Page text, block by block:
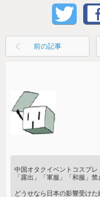
前の記事
中国オタクイベントコスプレ
「露出」「軍服」「和服」禁
どうせなら日本の影響受け